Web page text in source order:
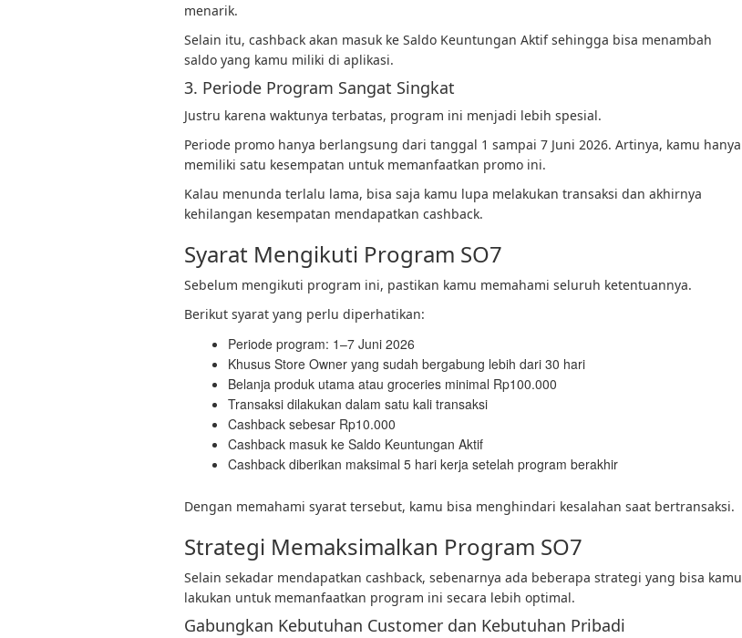
menarik.
Selain itu, cashback akan masuk ke Saldo Keuntungan Aktif sehingga bisa menambah
saldo yang kamu miliki di aplikasi.
3. Periode Program Sangat Singkat
Justru karena waktunya terbatas, program ini menjadi lebih spesial.
Periode promo hanya berlangsung dari tanggal 1 sampai 7 Juni 2026. Artinya, kamu hanya
memiliki satu kesempatan untuk memanfaatkan promo ini.
Kalau menunda terlalu lama, bisa saja kamu lupa melakukan transaksi dan akhirnya
kehilangan kesempatan mendapatkan cashback.
Syarat Mengikuti Program SO7
Sebelum mengikuti program ini, pastikan kamu memahami seluruh ketentuannya.
Berikut syarat yang perlu diperhatikan:
Periode program: 1–7 Juni 2026
Khusus Store Owner yang sudah bergabung lebih dari 30 hari
Belanja produk utama atau groceries minimal Rp100.000
Transaksi dilakukan dalam satu kali transaksi
Cashback sebesar Rp10.000
Cashback masuk ke Saldo Keuntungan Aktif
Cashback diberikan maksimal 5 hari kerja setelah program berakhir
Dengan memahami syarat tersebut, kamu bisa menghindari kesalahan saat bertransaksi.
Strategi Memaksimalkan Program SO7
Selain sekadar mendapatkan cashback, sebenarnya ada beberapa strategi yang bisa kamu
lakukan untuk memanfaatkan program ini secara lebih optimal.
Gabungkan Kebutuhan Customer dan Kebutuhan Pribadi